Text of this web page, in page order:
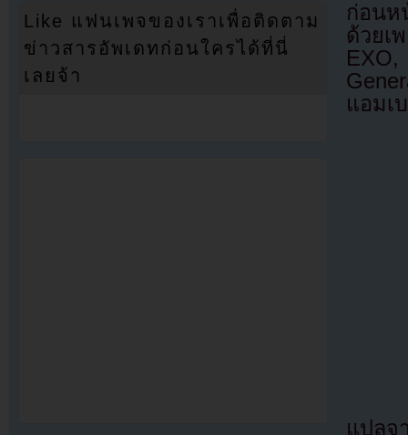
ก่อนห
ด้วยเ
แอมเ
แปล
Like แฟนเพจของเราเพื่อติดตาม
ข่าวสารอัพเดทก่อนใครได้ที่นี่
เลยจ้า